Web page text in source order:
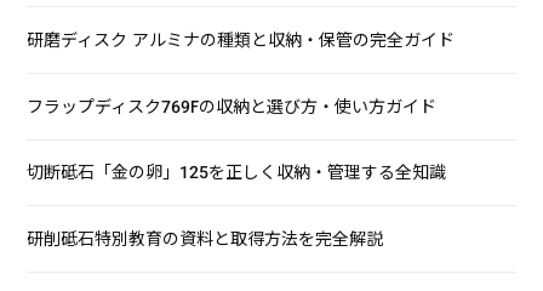
研磨ディスク アルミナの種類と収納・保管の完全ガイド
フラップディスク769Fの収納と選び方・使い方ガイド
切断砥石「金の卵」125を正しく収納・管理する全知識
研削砥石特別教育の資料と取得方法を完全解説